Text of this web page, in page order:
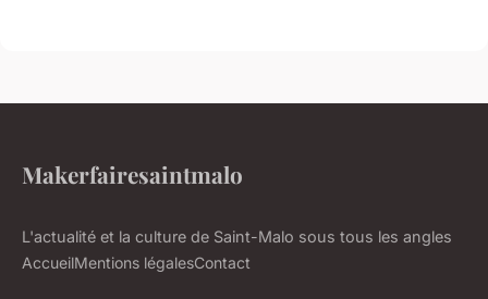
Makerfairesaintmalo
L'actualité et la culture de Saint-Malo sous tous les angles
AccueilMentions légalesContact